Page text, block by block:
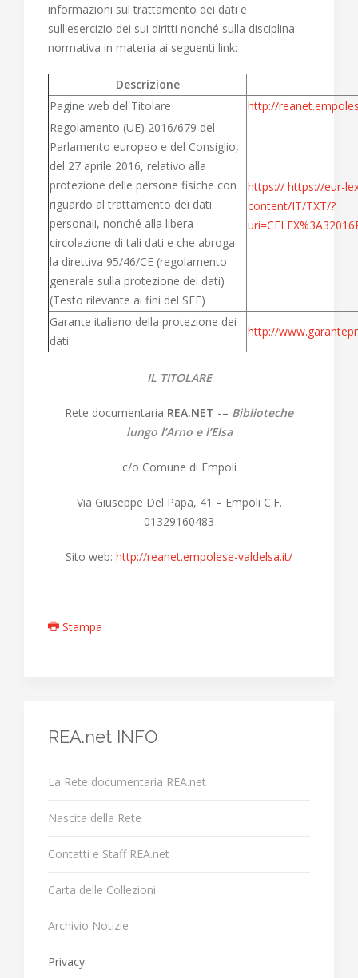
informazioni sul trattamento dei dati e
sull'esercizio dei sui diritti nonché sulla disciplina
normativa in materia ai seguenti link:
Descrizione
Pagine web del Titolare
http://
Regolamento (UE) 2016/679 del
Parlamento europeo e del Consiglio,
del 27 aprile 2016, relativo alla
protezione delle persone fisiche con
riguardo al trattamento dei dati
personali, nonché alla libera
circolazione di tali dati e che abroga
la direttiva 95/46/CE (regolamento
generale sulla protezione dei dati)
(Testo rilevante ai fini del SEE)
https:// https://eur-
content/IT/TXT/?
Garante italiano della protezione dei
dati
http://
IL TITOLARE
Rete documentaria REA.NET -– Biblioteche
lungo l’Arno e l’Elsa
c/o Comune di Empoli
Via Giuseppe Del Papa, 41 – Empoli C.F.
01329160483
Sito web: http://reanet.empolese-valdelsa.it/
Stampa
REA.net INFO
La Rete documentaria REA.net
Nascita della Rete
Contatti e Staff REA.net
Carta delle Collezioni
Archivio Notizie
Privacy